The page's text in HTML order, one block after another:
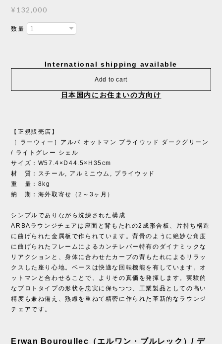
¥132,000
数量
International shipping available
Add to cart
日本国内にお住まいの方向け
【正規販売店】
［ ラーウィー］アルバ オットマン プライウッド ダークグリーン
/ ライトグレー シェル
サイズ：W57.4×D44.5×H35cm
材 質：スチール, アルミニウム, プライウッド
重 量：8kg
納 期：海外取寄せ（2～3ヶ月）
シンプルでありながら洗練された構成
ARBAラウンジチェアは座面と背もたれの2成形合板、片持ち構造
に曲げられた金属板で作られています。背骨のように絶妙な角度
に曲げられたフレームによるカンチレバー特有のダイナミックな
リアクションと、身体に合わせたカーブの背もたれによるリラッ
クスした座り心地。ベースは快適な回転機能を有しています。オ
ットマンと合わせることで、よりその真価を発揮します。実験的
なプロトタイプの形状を忠実に保ちつつ、工業製品としての高い
精度も兼ね備え、熟慮を重ねて精密に作られた革新的なラウンジ
チェアです。
Erwan Bouroullec（エルワン・ブルレック）/ デ